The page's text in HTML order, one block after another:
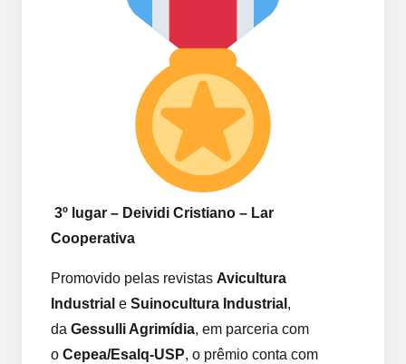
3º lugar – Deividi Cristiano – Lar
Cooperativa
Promovido pelas revistas Avicultura
Industrial e Suinocultura Industrial ,
da Gessulli Agrimídia, em parceria com
o Cepea/Esalq-USP, o prêmio conta com